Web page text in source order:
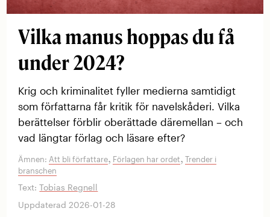
Vilka manus hoppas du få
under 2024?
Krig och kriminalitet fyller medierna samtidigt
som författarna får kritik för navelskåderi. Vilka
berättelser förblir oberättade däremellan – och
vad längtar förlag och läsare efter?
Ämnen: Att bli författare, Förlagen har ordet,Trender i
branschen
Text:Tobias Regnell
Uppdaterad 2026-01-28